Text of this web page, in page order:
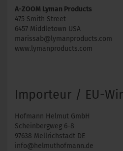
A-ZOOM Lyman Products
475 Smith Street
6457 Middletown USA
marissab@lymanproducts.com
www.lymanproducts.com
Importeur / EU-
Hofmann Helmut GmbH
Scheinbergweg 6-8
97638 Mellrichstadt DE
info@helmuthofmann.de